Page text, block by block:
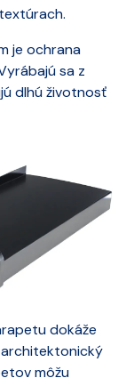
je ochrana
sa z
dlhú životnosť
dokáže
môžu